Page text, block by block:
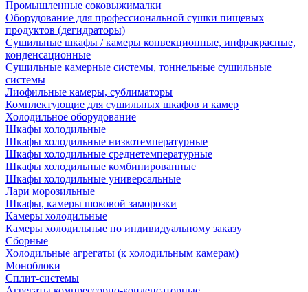
Промышленные соковыжималки
Оборудование для профессиональной сушки пищевых
продуктов (дегидраторы)
Сушильные шкафы / камеры конвекционные, инфракрасные,
конденсационные
Сушильные камерные системы, тоннельные сушильные
системы
Лиофильные камеры, сублиматоры
Комплектующие для сушильных шкафов и камер
Холодильное оборудование
Шкафы холодильные
Шкафы холодильные низкотемпературные
Шкафы холодильные среднетемпературные
Шкафы холодильные комбинированные
Шкафы холодильные универсальные
Лари морозильные
Шкафы, камеры шоковой заморозки
Камеры холодильные
Камеры холодильные по индивидуальному заказу
Сборные
Холодильные агрегаты (к холодильным камерам)
Моноблоки
Сплит-системы